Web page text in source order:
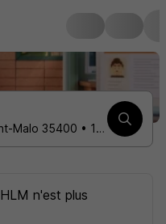
Responsable construction • Saint-Malo 35400 • 1 contrat
HLM n'est plus